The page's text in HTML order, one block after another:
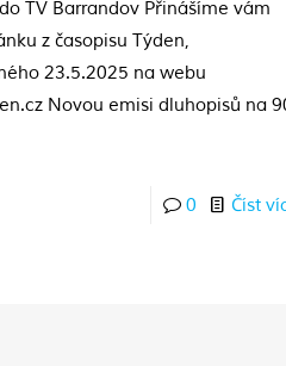
TV Barrandov Přinášíme vám
z časopisu Týden,
23.5.2025 na webu
Novou emisi dluhopisů na
0 Číst